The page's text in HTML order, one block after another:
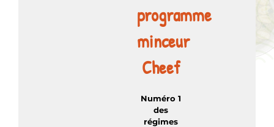
programme
minceur
Cheef
Numéro 1
des
régimes